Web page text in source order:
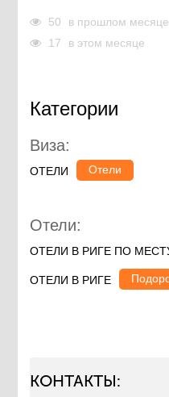
50
в прошлом месяце
17
в этом месяце
Категории
Виза:
ОТЕЛИ Отели
Отели:
ОТЕЛИ В РИГЕ ПО
ОТЕЛИ В РИГЕ
КОНТАКТЫ: